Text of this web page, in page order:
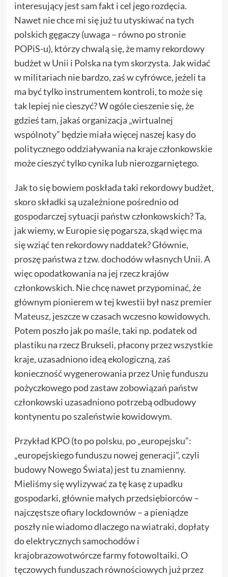
interesujący jest sam fakt i cel jego rozdęcia.
Nawet nie chce mi się już tu utyskiwać na tych
polskich gęgaczy (uwaga – równo po stronie
POPiS-u), którzy chwalą się, że mamy rekordowy
budżet w Unii i Polska na tym skorzysta. Jak widać
w militariach nie bardzo, zaś w cyfrówce, jeżeli ta
ma być tylko instrumentem kontroli, to może się
tak lepiej nie cieszyć? W ogóle cieszenie się, że
gdzieś tam, jakaś organizacja „wirtualnej
wspólnoty” będzie miała więcej naszej kasy do
politycznego oddziaływania na kraje członkowskie
może cieszyć tylko cynika lub nierozgarniętego.
Jak to się bowiem poskłada taki rekordowy budżet,
skoro składki są uzależnione pośrednio od
gospodarczej sytuacji państw członkowskich? Ta,
jak wiemy, w Europie się pogarsza, skąd więc ma
się wziąć ten rekordowy naddatek? Głównie,
proszę państwa z tzw. dochodów własnych Unii. A
więc opodatkowania na jej rzecz krajów
członkowskich. Nie chcę nawet przypominać, że
głównym pionierem w tej kwestii był naszpremier
Mateusz, jeszcze w czasach wczesno kowidowych.
Potem poszło jak po maśle, taki np. podatek od
plastiku na rzecz Brukseli, płacony przez wszystkie
kraje, uzasadniono ideą ekologiczną, zaś
konieczność wygenerowania przez Unię funduszu
pożyczkowego pod zastaw zobowiązań państw
członkowski uzasadniono potrzebą odbudowy
kontynentu po szaleństwie kowidowym.
Przykład KPO (to po polsku, po „europejsku”:
„europejskiego funduszu nowej generacji”, czyli
budowy Nowego Świata) jest tu znamienny.
Mieliśmy się wylizywać za tę kasę z upadku
gospodarki, głównie małych przedsiębiorców –
najczęstsze ofiary lockdownów – a pieniądze
poszły nie wiadomo dlaczego na wiatraki, dopłaty
do elektrycznych samochodów i
krajobrazowotwórcze farmy fotowoltaiki. O
tęczowych funduszach równościowych już przez